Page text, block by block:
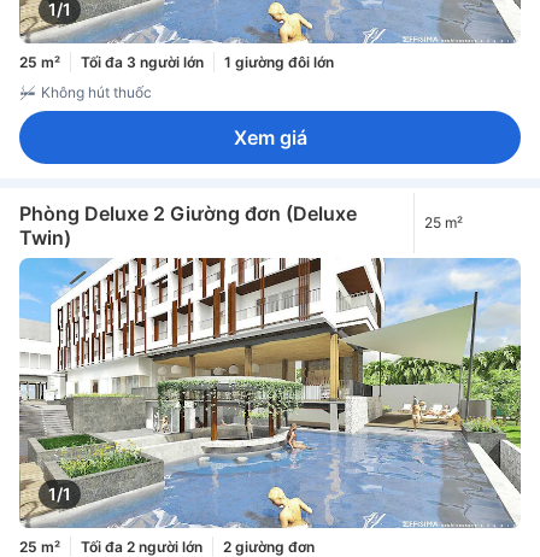
1/1
25 m² Tối đa 3 người lớn
1 giường đôi lớn
Không hút thuốc
Xem giá
Phòng Deluxe 2 Giường đơn (Deluxe
Twin)
25 m²
1/1
25 m² Tối đa 2 người lớn
2 giường đơn